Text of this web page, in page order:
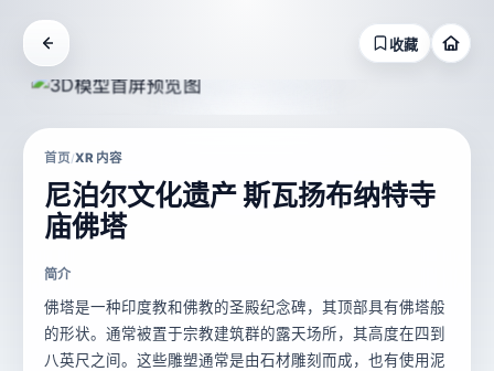
收藏
首页/XR 内容
尼泊尔文化遗产 斯瓦扬布纳特寺
庙佛塔
简介
佛塔是一种印度教和佛教的圣殿纪念碑，其顶部具有佛塔般
的形状。通常被置于宗教建筑群的露天场所，其高度在四到
八英尺之间。这些雕塑通常是由石材雕刻而成，也有使用泥